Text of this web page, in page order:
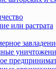
или растрата